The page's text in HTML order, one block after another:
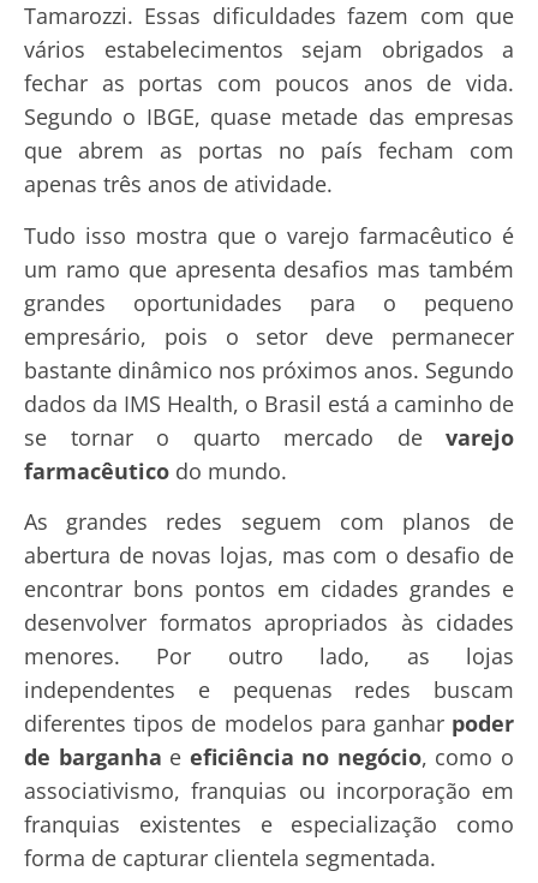
Tamarozzi. Essas dificuldades fazem com que
vários estabelecimentos sejam obrigados a
fechar as portas com poucos anos de vida.
Segundo o IBGE, quase metade das empresas
que abrem as portas no país fecham com
apenas três anos de atividade.
Tudo isso mostra que o varejo farmacêutico é
um ramo que apresenta desafios mas também
grandes oportunidades para o pequeno
empresário, pois o setor deve permanecer
bastante dinâmico nos próximos anos. Segundo
dados da IMS Health, o Brasil está a caminho de
se tornar o quarto mercado de varejo
farmacêutico do mundo.
As grandes redes seguem com planos de
abertura de novas lojas, mas com o desafio de
encontrar bons pontos em cidades grandes e
desenvolver formatos apropriados às cidades
menores. Por outro lado, as lojas
independentes e pequenas redes buscam
diferentes tipos de modelos para ganhar poder
de barganha e eficiência no negócio, como o
associativismo, franquias ou incorporação em
franquias existentes e especialização como
forma de capturar clientela segmentada.